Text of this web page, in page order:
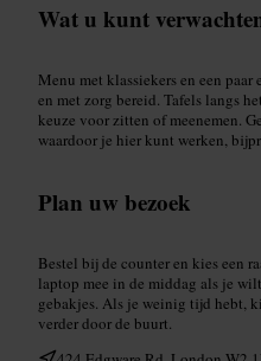
Wat u kunt
Menu met klassiekers en een
en met zorg bereid. Tafels langs
keuze voor zitten of meenemen.
waardoor je hier kunt werken,
Plan uw bezoek
Bestel bij de counter en kies een
laptop mee in de middag als je
gebakjes. Als je weinig tijd hebt,
verder door de buurt.